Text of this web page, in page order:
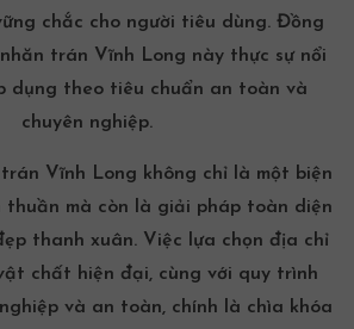
chắc cho người tiêu dùng. Đồng
trán Vĩnh Long này thực sự nổi
dụng theo tiêu chuẩn an toàn và
chuyên nghiệp.
trán Vĩnh Long không chỉ là một biện
thuần mà còn là giải pháp toàn diện
thanh xuân. Việc lựa chọn địa chỉ
chất hiện đại, cùng với quy trình
và an toàn, chính là chìa khóa